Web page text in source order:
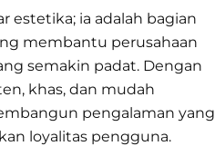
estetika; ia adalah bagian
membantu perusahaan
semakin padat. Dengan
khas, dan mudah
pengalaman yang
loyalitas pengguna.